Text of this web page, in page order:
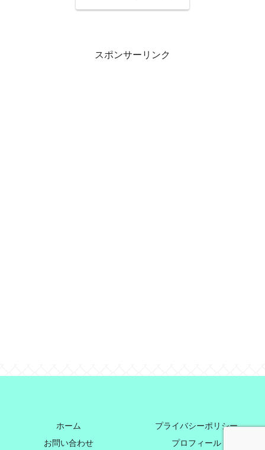
スポンサーリンク
ホーム
プライバシーポリシー
お問い合わせ
プロフィール